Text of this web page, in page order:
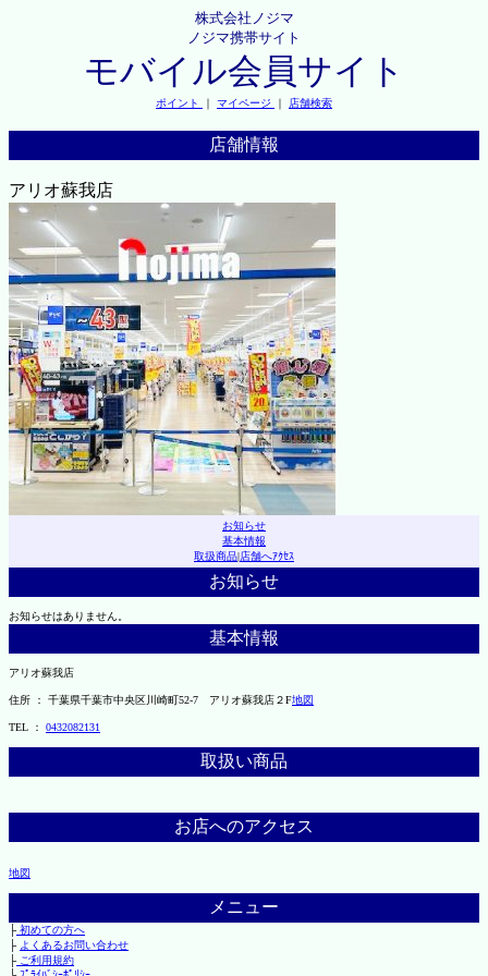
株式会社ノジマ
ノジマ携帯サイト
モバイル会員サイト
ポイント ｜ マイページ ｜ 店舗検索
店舗情報
アリオ蘇我店
お知らせ
基本情報
取扱商品|店舗へｱｸｾｽ
お知らせ
お知らせはありません。
基本情報
アリオ蘇我店
住所 ： 千葉県千葉市中央区川崎町52-7 アリオ蘇我店２F地図
TEL ： 0432082131
取扱い商品
お店へのアクセス
地図
メニュー
├初めての方へ
├ よくあるお問い合わせ
├ご利用規約